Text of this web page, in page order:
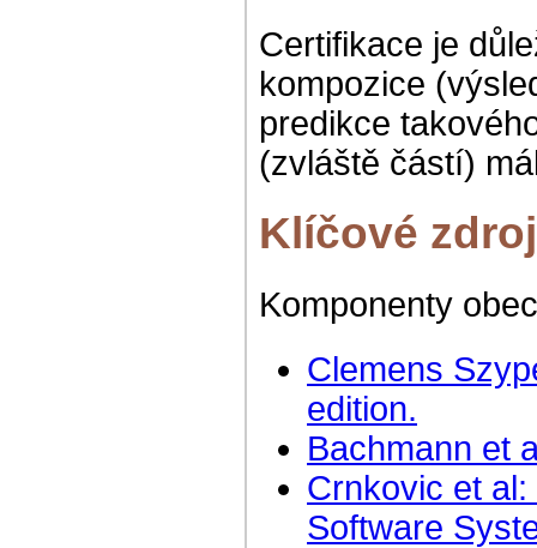
Certifikace je
kompozice
predikce
(zvláště částí)
Klíčové
Komponenty
Clemens
edition.
Bachmann et
Crnkovic et
Software